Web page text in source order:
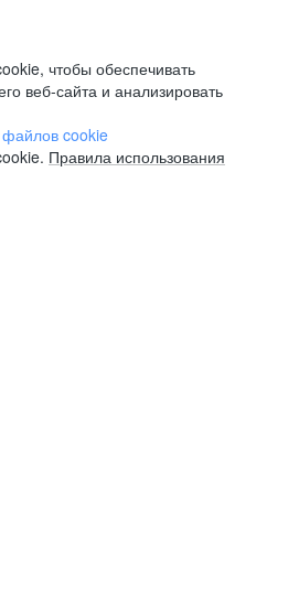
чтобы обеспечивать
веб-сайта и анализировать
файлов cookie
Правила использования